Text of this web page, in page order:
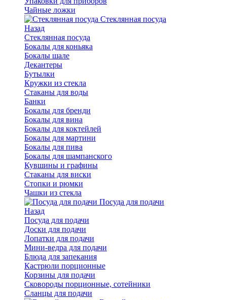
Чайные ложки
Стеклянная посуда
Назад
Стеклянная посуда
Бокалы для коньяка
Бокалы шале
Декантеры
Бутылки
Кружки из стекла
Стаканы для воды
Банки
Бокалы для бренди
Бокалы для вина
Бокалы для коктейлей
Бокалы для мартини
Бокалы для пива
Бокалы для шампанского
Кувшины и графины
Стаканы для виски
Стопки и рюмки
Чашки из стекла
Посуда для подачи
Назад
Посуда для подачи
Доски для подачи
Лопатки для подачи
Мини-ведра для подачи
Блюда для запекания
Кастрюли порционные
Корзины для подачи
Сковороды порционные, сотейники
Сланцы для подачи